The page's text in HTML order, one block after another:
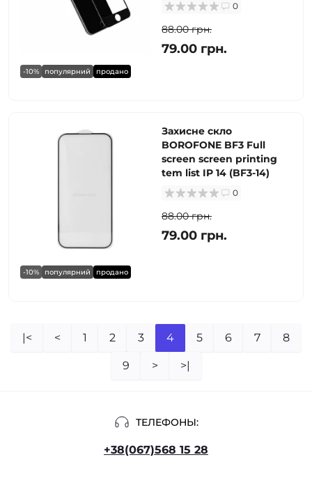
-10% популярний продано
0
88.00 грн.
79.00 грн.
-10% популярний продано
Захисне скло
BOROFONE BF3 Full
screen screen printing
tem list IP 14 (BF3-14)
0
88.00 грн.
79.00 грн.
|< < 1 2 3 4 5 6 7 8
9 > >|
ТЕЛЕФОНЫ:
+38(067)568 15 28